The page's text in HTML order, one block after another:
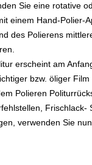
Sie eine rotative
einem Hand-Polier-
des Polierens
erscheint am
bzw. öliger Film
Polieren
Frischlack-
verwenden Sie